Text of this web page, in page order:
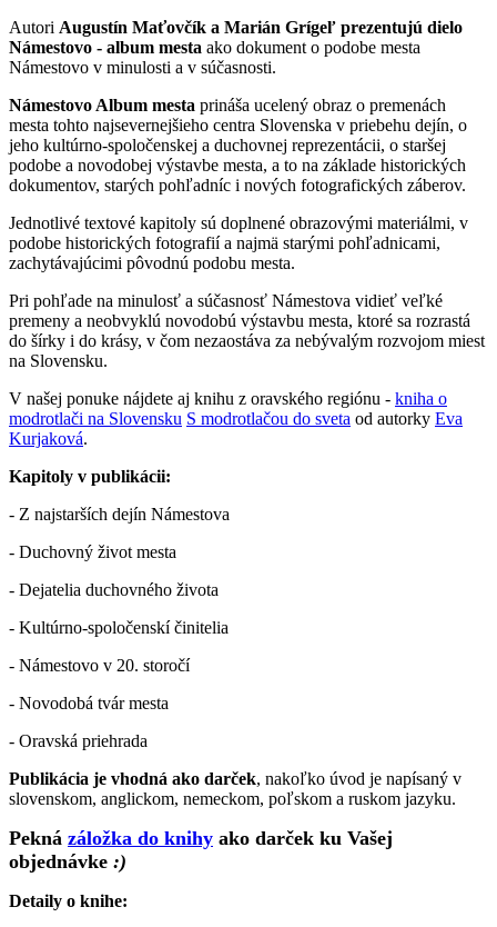
Autori Augustín Maťovčík a Marián Grígeľ prezentujú dielo
Námestovo - album mesta ako dokument o podobe mesta
Námestovo v minulosti a v súčasnosti.
Námestovo Album mesta prináša ucelený obraz o premenách
mesta tohto najsevernejšieho centra Slovenska v priebehu dejín, o
jeho kultúrno-spoločenskej a duchovnej reprezentácii, o staršej
podobe a novodobej výstavbe mesta, a to na základe historických
dokumentov, starých pohľadníc i nových fotografických záberov.
Jednotlivé textové kapitoly sú doplnené obrazovými materiálmi, v
podobe historických fotografií a najmä starými pohľadnicami,
zachytávajúcimi pôvodnú podobu mesta.
Pri pohľade na minulosť a súčasnosť Námestova vidieť veľké
premeny a neobvyklú novodobú výstavbu mesta, ktoré sa rozrastá
do šírky i do krásy, v čom nezaostáva za nebývalým rozvojom miest
na Slovensku.
V našej ponuke nájdete aj knihu z oravského regiónu - kniha o
modrotlači na Slovensku S modrotlačou do sveta od autorky Eva
Kurjaková.
Kapitoly v publikácii:
- Z najstarších dejín Námestova
- Duchovný život mesta
- Dejatelia duchovného života
- Kultúrno-spoločenskí činitelia
- Námestovo v 20. storočí
- Novodobá tvár mesta
- Oravská priehrada
Publikácia je vhodná ako darček, nakoľko úvod je napísaný v
slovenskom, anglickom, nemeckom, poľskom a ruskom jazyku.
Pekná záložka do knihy ako darček ku Vašej
objednávke :)
Detaily o knihe: